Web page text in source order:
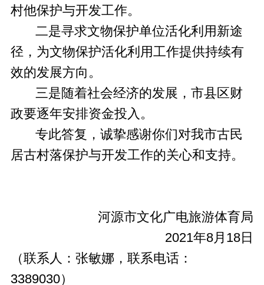
村他保护与开发工作。
二是寻求文物保护单位活化利用新途
径，为文物保护活化利用工作提供持续有
效的发展方向。
三是随着社会经济的发展，市县区财
政要逐年安排资金投入。
专此答复，诚挚感谢你们对我市古民
居古村落保护与开发工作的关心和支持。
河源市文化广电旅游体育局
2021年8月18日
（联系人：张敏娜，联系电话：
3389030）